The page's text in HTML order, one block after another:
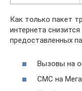
Как только пакет
интернета
предоставленных
Вызовы на
СМС на